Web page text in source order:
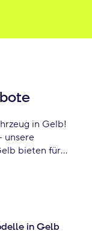
in Gelb!
unsere
Leasing- oder
in Gelb